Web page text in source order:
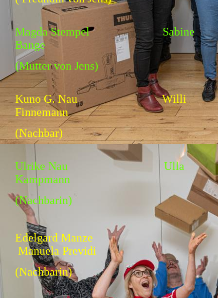
Magda Stempel Sabine
Bange
(Mutter von Jens)
Kuno G. Nau Willi
Finnemann
(Nachbar)
Ulrike Nau Ulla
Kampmann
(Nachbarin)
Edelgard Manze
Manuela Previdi
(Nachbarin)